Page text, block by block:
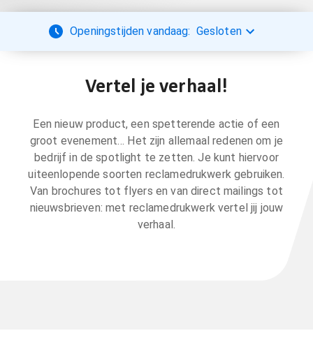
Openingstijden vandaag: Gesloten
Vertel je verhaal!
Een nieuw product, een spetterende actie of een
groot evenement… Het zijn allemaal redenen om je
bedrijf in de spotlight te zetten. Je kunt hiervoor
uiteenlopende soorten reclamedrukwerk gebruiken.
Van brochures tot flyers en van direct mailings tot
nieuwsbrieven: met reclamedrukwerk vertel jij jouw
verhaal.